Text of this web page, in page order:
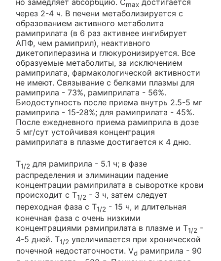
но замедляет абсорбцию. Cmax достигается
через 2-4 ч. В печени метаболизируется с
образованием активного метаболита
рамиприлата (в 6 раз активнее ингибирует
АПФ, чем рамиприл), неактивного
дикетопиперазина и глюкуронизируется. Все
образуемые метаболиты, за исключением
рамиприлата, фармакологической активности
не имеют. Связывание с белками плазмы для
рамиприла - 73%, рамиприлата - 56%.
Биодоступность после приема внутрь 2.5-5 мг
рамиприла - 15-28%; для рамиприлата - 45%.
После ежедневного приема рамиприла в дозе
5 мг/сут устойчивая концентрация
рамиприлата в плазме достигается к 4 дню.
T1/2 для рамиприла - 5.1 ч; в фазе
распределения и элиминации падение
концентрации рамиприлата в сыворотке крови
происходит с T1/2 - 3 ч, затем следует
переходная фаза с T1/2 - 15 ч, и длительная
конечная фаза с очень низкими
концентрациями рамиприлата в плазме и T1/2 -
4-5 дней. T1/2 увеличивается при хронической
почечной недостаточности. Vd рамиприла - 90